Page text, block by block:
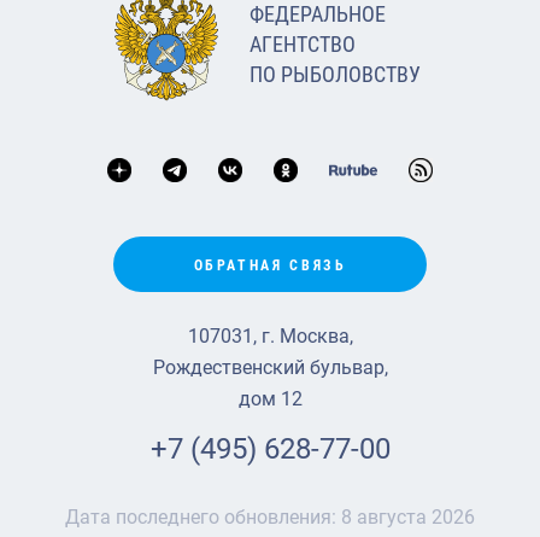
ФЕДЕРАЛЬНОЕ
АГЕНТСТВО
ПО РЫБОЛОВСТВУ
ОБРАТНАЯ СВЯЗЬ
107031, г. Москва,
Рождественский бульвар,
дом 12
+7 (495) 628-77-00
Дата последнего обновления: 8 августа 2026